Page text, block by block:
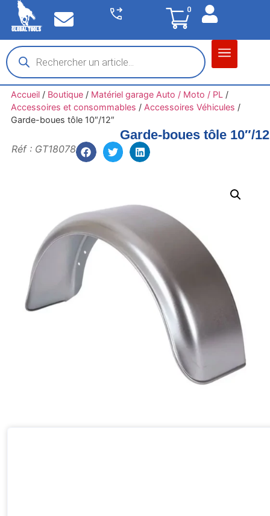
0
Accueil/ Boutique/ Matériel garage Auto / Moto / PL /
Accessoires et consommables / Accessoires Véhicules /
Garde-boues tôle 10″/12″
Garde-boues tôle 10″/
Réf : GT18078